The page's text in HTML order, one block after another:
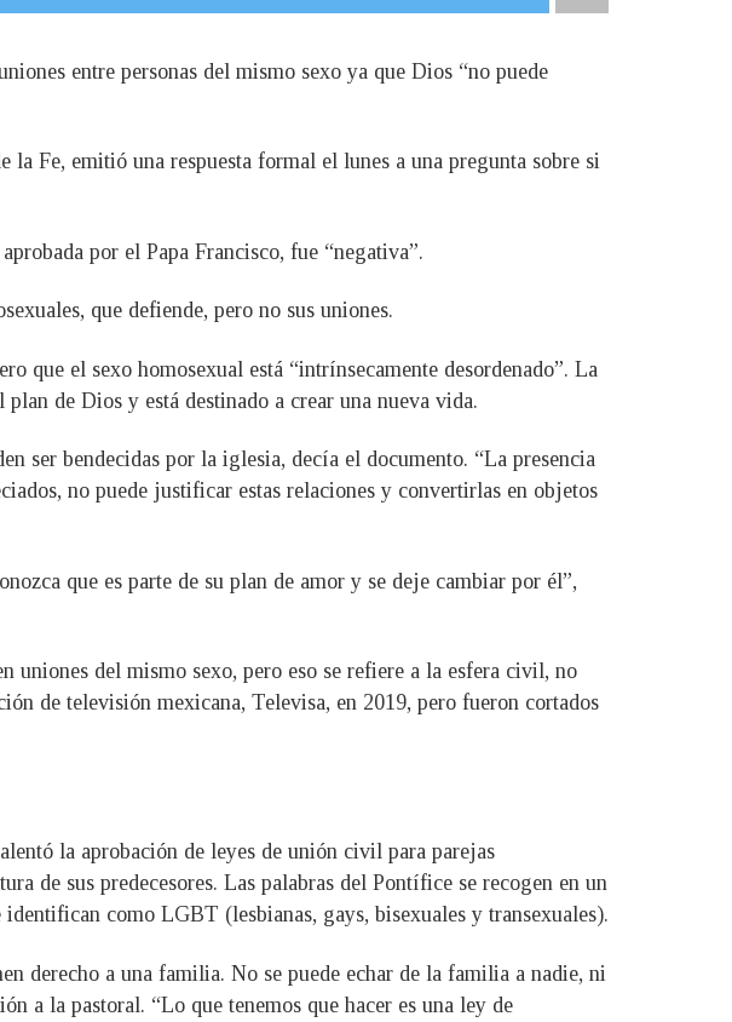
entre personas del mismo sexo ya que Dios “no puede
Fe, emitió una respuesta formal el lunes a una pregunta sobre si
por el Papa Francisco, fue “negativa”.
que defiende, pero no sus uniones.
que el sexo homosexual está “intrínsecamente desordenado”. La
de Dios y está destinado a crear una nueva vida.
ser bendecidas por la iglesia, decía el documento. “La presencia
no puede justificar estas relaciones y convertirlas en objetos
que es parte de su plan de amor y se deje cambiar por él”,
uniones del mismo sexo, pero eso se refiere a la esfera civil, no
de televisión mexicana, Televisa, en 2019, pero fueron cortados
la aprobación de leyes de unión civil para parejas
de sus predecesores. Las palabras del Pontífice se recogen en un
como LGBT (lesbianas, gays, bisexuales y transexuales).
derecho a una familia. No se puede echar de la familia a nadie, ni
a la pastoral. “Lo que tenemos que hacer es una ley de